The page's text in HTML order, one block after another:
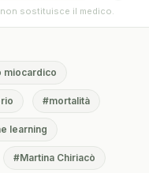
sostituisce il medico.
miocardico
#mortalità
learning
#Martina Chiriacò